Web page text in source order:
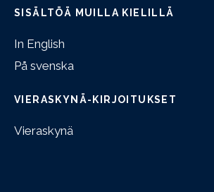
SISÄLTÖÄ MUILLA KIELILLÄ
In English
På svenska
VIERASKYNÄ-KIRJOITUKSET
Vieraskynä